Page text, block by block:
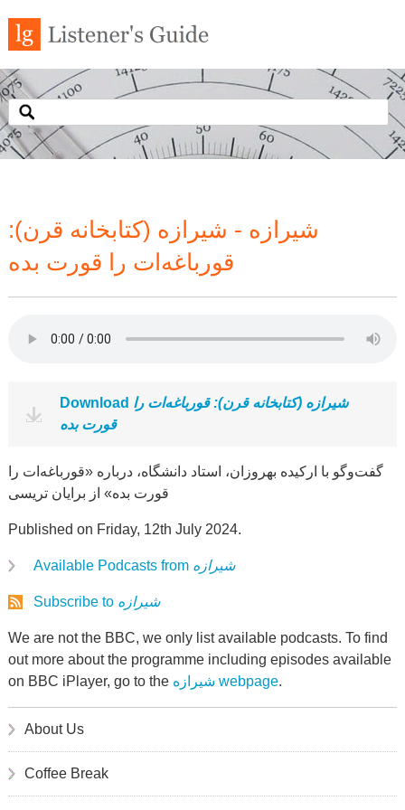
شیرازه - شیرازه (کتابخانه قرن):
قورباغه‌ات را قورت بده
Download شیرازه (کتابخانه قرن): قورباغه‌ات را
قورت بده
گفت‌وگو با ارکیده بهروزان، استاد دانشگاه، درباره «قورباغه‌ات را
قورت بده» از برایان تریسی
Published on Friday, 12th July 2024.
Available Podcasts from شیرازه
Subscribe to شیرازه
We are not the BBC, we only list available podcasts. To find
out more about the programme including episodes available
on BBC iPlayer, go to the
شیرازه webpage.
About Us
Coffee Break